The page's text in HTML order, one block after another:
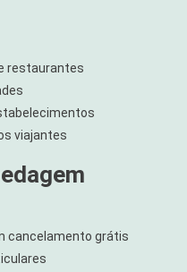
restaurantes
viajantes
cancelamento grátis